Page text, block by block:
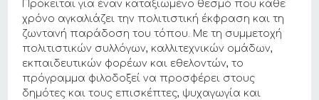
Πρόκειται για έναν καταξιωμένο θεσμό που κάθε
χρόνο αγκαλιάζει την πολιτιστική έκφραση και τη
ζωντανή παράδοση του τόπου. Με τη συμμετοχή
πολιτιστικών συλλόγων, καλλιτεχνικών ομάδων,
εκπαιδευτικών φορέων και εθελοντών, το
πρόγραμμα φιλοδοξεί να προσφέρει στους
δημότες και τους επισκέπτες, ψυχαγωγία και